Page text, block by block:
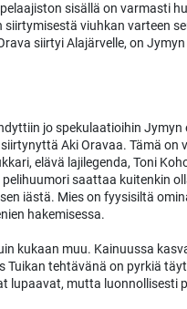
sisällä on varmasti
viuhkan varteen
siirtyi Alajärvelle, on
jo spekulaatioihin
Aki Oravaa. Tämä on
elävä lajilegenda, Toni
saattaa kuitenkin
iästä. Mies on fyysisiltä
hakemisessa.
kukaan muu. Kainuussa
tehtävänä on pyrkiä
lupaavat, mutta luonnollisesti